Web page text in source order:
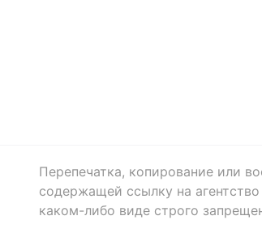
Перепечатка, копирование или
содержащей ссылку на
каком-либо виде строго